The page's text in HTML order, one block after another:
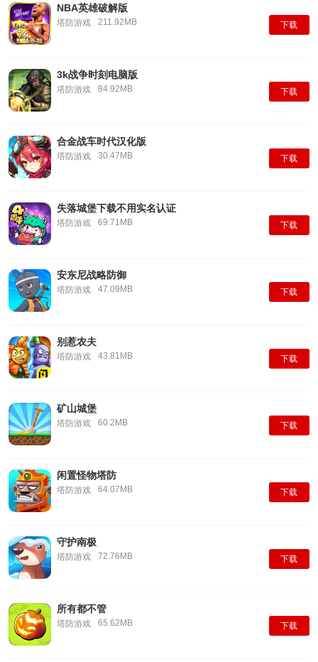
NBA英雄破解版
塔防游戏 211.92MB 下载
3k战争时刻电脑版
塔防游戏 84.92MB 下载
合金战车时代汉化版
塔防游戏 30.47MB 下载
失落城堡下载不用实名认证
塔防游戏 69.71MB 下载
安东尼战略防御
塔防游戏 47.09MB 下载
别惹农夫
塔防游戏 43.81MB 下载
矿山城堡
塔防游戏 60.2MB 下载
闲置怪物塔防
塔防游戏 64.07MB 下载
守护南极
塔防游戏 72.76MB 下载
所有都不管
塔防游戏 65.62MB 下载